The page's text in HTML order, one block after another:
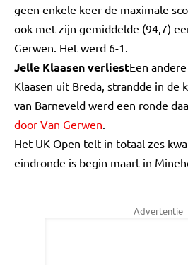
geen enkele keer de maximale
ook met zijn gemiddelde (94,7)
Gerwen. Het werd 6-1.
Jelle Klaasen verliestEen
Klaasen uit Breda, strandde in de
van Barneveld werd een ronde
door Van Gerwen.
Het UK Open telt in totaal zes
eindronde is begin maart in
Advertentie